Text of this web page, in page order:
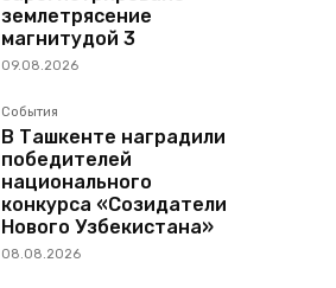
землетрясение
магнитудой 3
09.08.2026
События
В Ташкенте наградили
победителей
национального
конкурса «Созидатели
Нового Узбекистана»
08.08.2026